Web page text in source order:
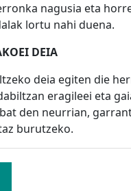
nagusia eta
lortu nahi duena.
DEIA
deia egiten die
eragileei eta
den neurrian,
burutzeko.